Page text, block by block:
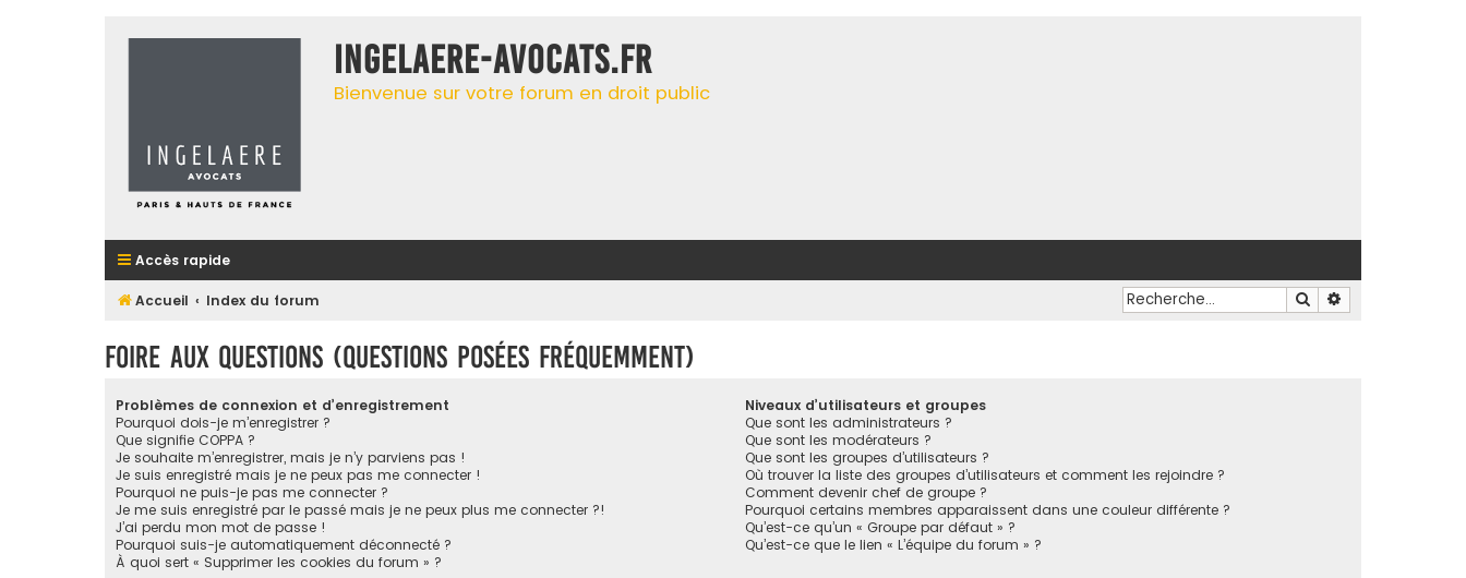
INGELAERE-AVOCATS.FR
Bienvenue sur votre forum en droit public
Accès rapide
Accueil Index du forum Rechercher
Foire aux questions (Questions posées fréquemment)
Problèmes de connexion et d’enregistrement
Pourquoi dois-je m’enregistrer ?
Que signifie COPPA ?
Je souhaite m’enregistrer, mais je n’y parviens pas !
Je suis enregistré mais je ne peux pas me connecter !
Pourquoi ne puis-je pas me connecter ?
Je me suis enregistré par le passé mais je ne peux plus me connecter ?!
J’ai perdu mon mot de passe !
Pourquoi suis-je automatiquement déconnecté ?
À quoi sert « Supprimer les cookies du forum » ?
Niveaux d’utilisateurs et groupes
Que sont les administrateurs ?
Que sont les modérateurs ?
Que sont les groupes d’utilisateurs ?
Où trouver la liste des groupes d’utilisateurs et comment les rejoindre ?
Comment devenir chef de groupe ?
Pourquoi certains membres apparaissent dans une couleur différente ?
Qu’est-ce qu’un « Groupe par défaut » ?
Qu’est-ce que le lien « L’équipe du forum » ?